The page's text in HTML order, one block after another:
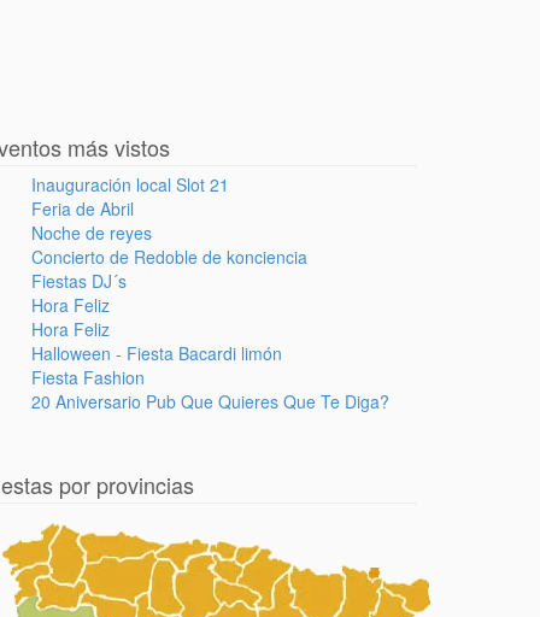
más vistos
Inauguración local Slot 21
Feria de Abril
Noche de reyes
Concierto de Redoble de konciencia
Fiestas DJ´s
Hora Feliz
Hora Feliz
Halloween - Fiesta Bacardi limón
Fiesta Fashion
20 Aniversario Pub Que Quieres Que Te Diga?
por provincias